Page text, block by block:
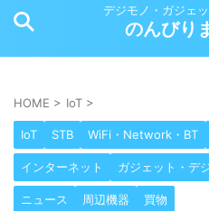
デジモノ・ガジェ
のんびり
HOME > IoT >
IoT STB WiFi・Network・BT
インターネット ガジェット・デ
ニュース 周辺機器 買物